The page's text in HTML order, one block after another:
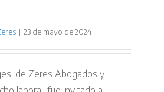
| 23 de mayo de 2024
de Zeres Abogados y